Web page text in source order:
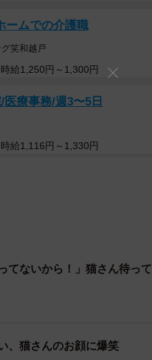
ームでの介護職
笑和越戸
給1,250円～1,300円
療事務/週3〜5日
給1,116円～1,330円
てないから！」猫さん待って
、猫さんのお顔に爆笑